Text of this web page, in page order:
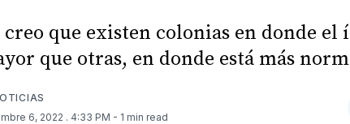
creo que existen colonias en donde el
que otras, en donde está más
6, 2022 . 4:33 PM - 1 min read